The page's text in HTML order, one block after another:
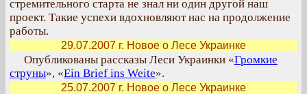
стремительного старта не знал ни один другой наш
проект. Такие успехи вдохновляют нас на продолжение
работы.
29.07.2007 г. Новое о Лесе Украинке
Опубликованы рассказы Леси Украинки «Громкие
струны», «Ein Brief ins Weite».
25.07.2007 г. Новое о Лесе Украинке